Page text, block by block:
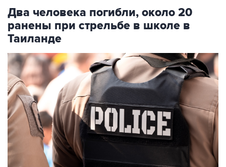
Два человека погибли, около 20
ранены при стрельбе в школе в
Таиланде